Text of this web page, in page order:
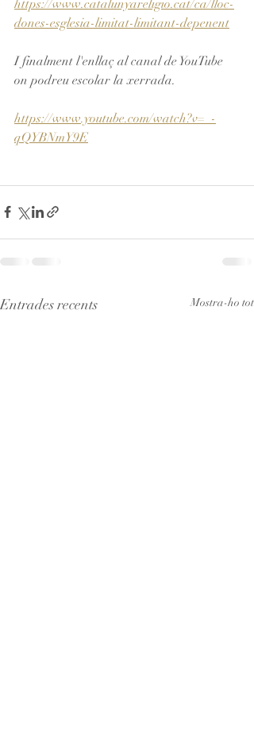
https://www.catalunyareligio.cat/ca/lloc-
dones-esglesia-limitat-limitant-depenent
I finalment l'enllaç al canal de YouTube
on podreu escolar la xerrada.
https://www.youtube.com/watch?v=_-
qQYBNmY9E
Entrades recents Mostra-ho tot